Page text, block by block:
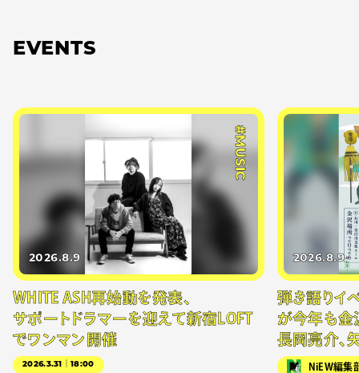
EVENTS
#MUSIC
2026.8.9
WHITE ASH再始動を発表、
サポートドラマーを迎えて新宿LOFT
でワンマン開催
2026.3.31｜18:00
2026.8.9
弾き語りイ
が今年も金
長岡亮介、
NiEW編集